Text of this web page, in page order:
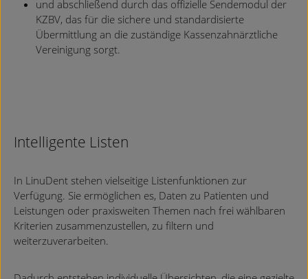
und abschließend durch das offizielle Sendemodul der
KZBV, das für die sichere und standardisierte
Übermittlung an die zuständige Kassenzahnärztliche
Vereinigung sorgt.
Intelligente Listen
In LinuDent stehen vielseitige Listenfunktionen zur
Verfügung. Sie ermöglichen es, Daten zu Patienten und
Leistungen oder praxisweiten Themen nach frei wählbaren
Kriterien zusammenzustellen, zu filtern und
weiterzuverarbeiten.